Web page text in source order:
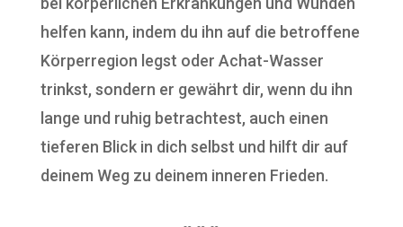
helfen kann, indem du ihn auf die betroffene
Körperregion legst oder Achat-Wasser
trinkst, sondern er gewährt dir, wenn du ihn
lange und ruhig betrachtest, auch einen
tieferen Blick in dich selbst und hilft dir auf
deinem Weg zu deinem inneren Frieden.